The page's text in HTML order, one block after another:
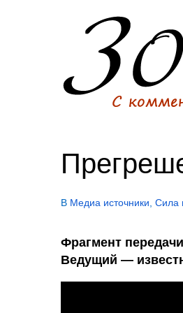
В Медиа источники Сила
Фрагмент
Ведущий —